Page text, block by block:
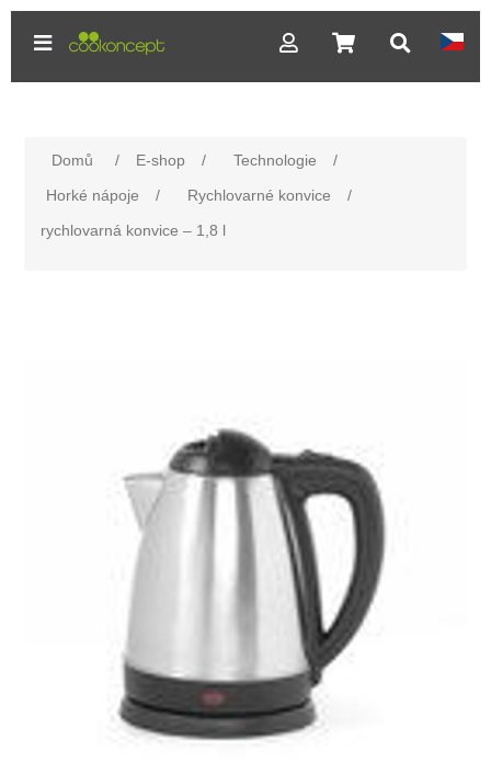
Domů / E-shop / Technologie
/
Horké nápoje
/ Rychlovarné konvice
/
rychlovarná konvice – 1,8 l